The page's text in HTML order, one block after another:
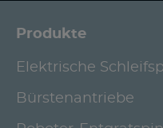
Produkte
Elektrische
Bürstenantriebe